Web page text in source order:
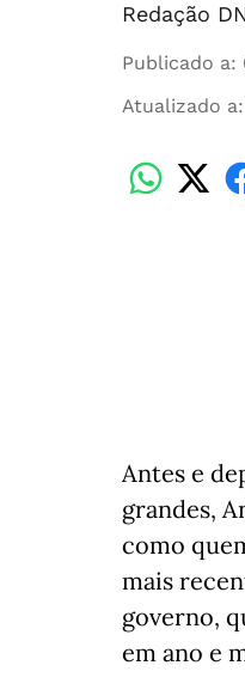
Redação
Publicado a:
Atualizado a:
Antes e
grandes,
como
mais
governo,
em ano e